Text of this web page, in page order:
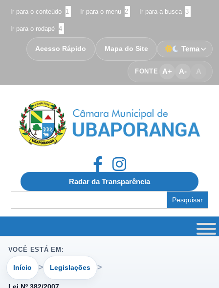
Ir para o conteúdo 1 Ir para o menu 2 Ir para a busca 3
Ir para o rodapé 4
FONTE A+ A- A
Acesso Rápido Mapa do Site Tema
Radar da Transparência
for:
VOCÊ ESTÁ EM:
Início Legislações